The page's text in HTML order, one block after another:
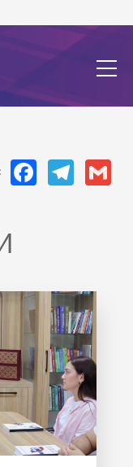
FacebookTelegram